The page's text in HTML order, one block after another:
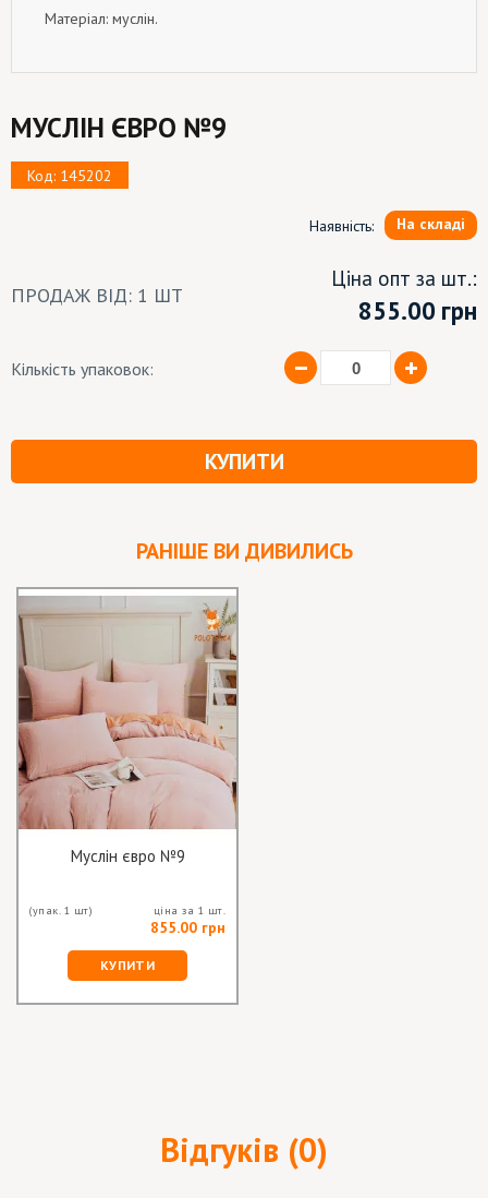
Матеріал: муслін.
МУСЛІН ЄВРО №9
Код: 145202
Наявність: На складі
ПРОДАЖ ВІД: 1 ШТ
Ціна опт за шт.:
855.00 грн
Кількість упаковок:
КУПИТИ
РАНІШЕ ВИ ДИВИЛИСЬ
Муслін євро №9
(упак. 1 шт) ціна за 1 шт.
855.00 грн
КУПИТИ
Відгуків (0)